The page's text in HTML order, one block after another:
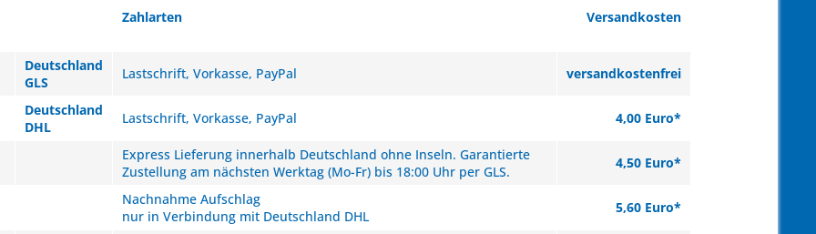
Zahlarten Versandkosten
Deutschland
GLS
Lastschrift, Vorkasse, PayPal versandkostenfrei
Deutschland
DHL
Lastschrift, Vorkasse, PayPal 4,00 Euro*
Express Lieferung innerhalb Deutschland ohne Inseln. Garantierte
Zustellung am nächsten Werktag (Mo-Fr) bis 18:00 Uhr per GLS.
4,50 Euro*
Nachnahme Aufschlag
nur in Verbindung mit Deutschland DHL
5,60 Euro*